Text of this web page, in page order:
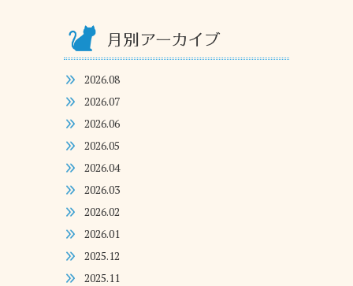
2026.08
2026.07
2026.06
2026.05
2026.04
2026.03
2026.02
2026.01
2025.12
2025.11